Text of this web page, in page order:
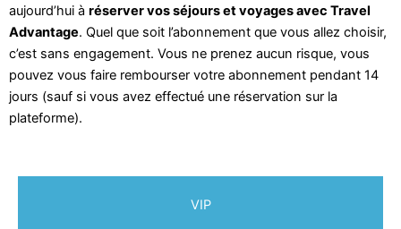
aujourd’hui à réserver vos séjours et voyages avec Travel
Advantage. Quel que soit l’abonnement que vous allez choisir,
c’est sans engagement. Vous ne prenez aucun risque, vous
pouvez vous faire rembourser votre abonnement pendant 14
jours (sauf si vous avez effectué une réservation sur la
plateforme).
VIP